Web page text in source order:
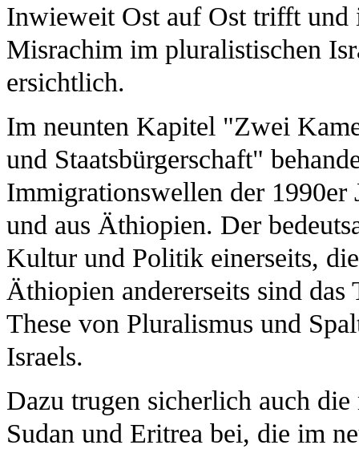
Inwieweit Ost auf Ost trifft
Misrachim im pluralistischen
ersichtlich.
Im neunten Kapitel "Zwei
und Staatsbürgerschaft"
Immigrationswellen der 1990er
und aus Äthiopien. Der
Kultur und Politik einerseits,
Äthiopien andererseits sind
These von Pluralismus und
Israels.
Dazu trugen sicherlich auch
Sudan und Eritrea bei, die im